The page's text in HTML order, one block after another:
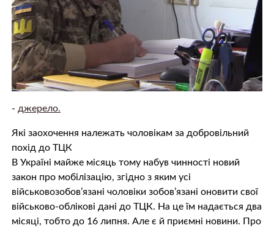
- джерело.
Які заохочення належать чоловікам за добровільний
похід до ТЦК
В Україні майже місяць тому набув чинності новий
закон про мобілізацію, згідно з яким усі
військовозобов’язані чоловіки зобов’язані оновити свої
військово-облікові дані до ТЦК. На це їм надається два
місяці, тобто до 16 липня. Але є й приємні новини. Про